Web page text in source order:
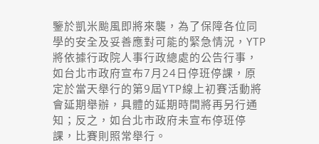
鑒於凱米颱風即將來襲，為了保障各位同
學的安全及妥善應對可能的緊急情況，YTP
將依據行政院人事行政總處的公告行事，
如台北市政府宣布7月24日停班停課，原
定於當天舉行的第9屆YTP線上初賽活動將
會延期舉辦，具體的延期時間將再另行通
知；反之，如台北市政府未宣布停班停
課，比賽則照常舉行。